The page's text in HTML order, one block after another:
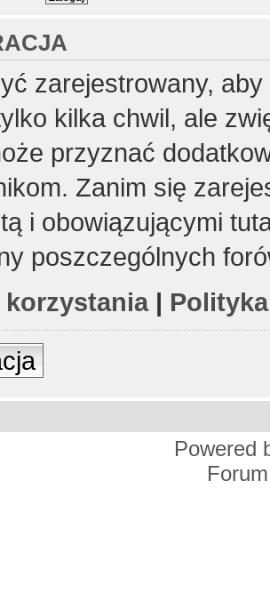
zarejestrowany,
kilka chwil, ale
przyznać
Zanim się
i obowiązującymi
poszczególnych
korzystania|
Powered